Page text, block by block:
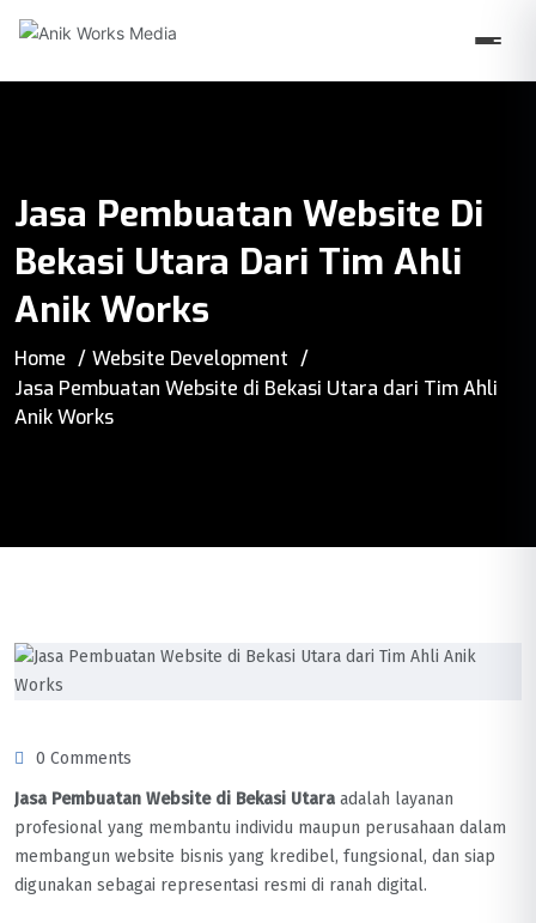
Jasa Pembuatan Website Di
Bekasi Utara Dari Tim Ahli
Anik Works
Home
Website Development
Jasa Pembuatan Website di Bekasi Utara dari Tim Ahli
Anik Works
0 Comments
Jasa Pembuatan Website di Bekasi Utara adalah layanan
profesional yang membantu individu maupun perusahaan dalam
membangun website bisnis yang kredibel, fungsional, dan siap
digunakan sebagai representasi resmi di ranah digital.